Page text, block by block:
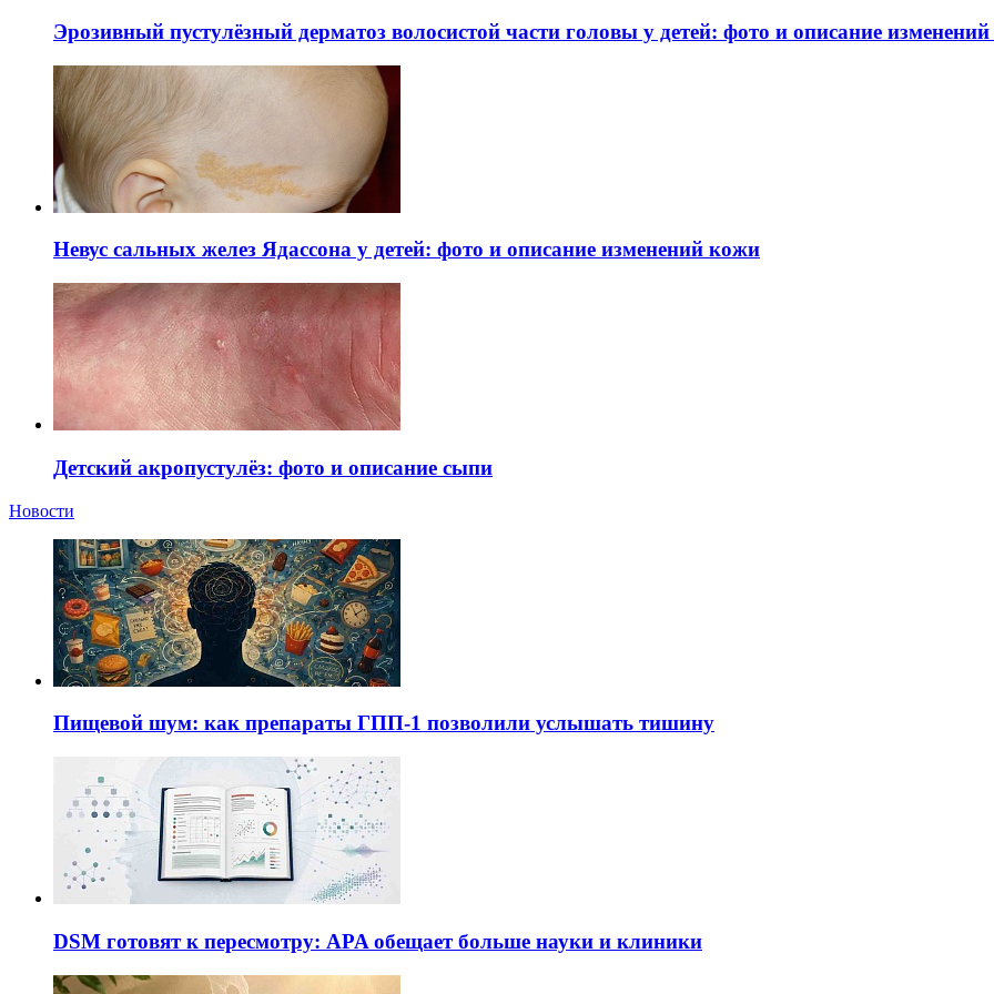
Эрозивный пустулёзный дерматоз волосистой части головы у детей: фото и описание
Невус сальных желез Ядассона у детей: фото и описание изменений кожи
Детский акропустулёз: фото и описание сыпи
Новости
Пищевой шум: как препараты ГПП-1 позволили услышать тишину
DSM готовят к пересмотру: APA обещает больше науки и клиники